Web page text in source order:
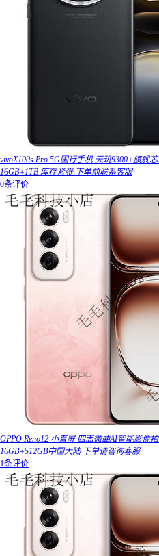
vivoX100s Pro 5G国行手机 天玑9300+旗舰
16GB+1TB 库存紧张 下单前联系客服
0条评价
OPPO Reno12 小直屏 四面微曲AI智能影像
16GB+512GB中国大陆 下单请咨询客服
1条评价